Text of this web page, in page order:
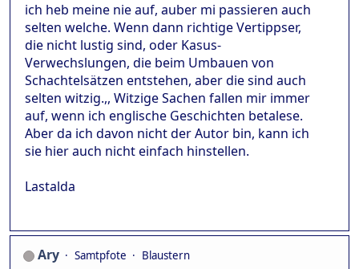
ich heb meine nie auf, auber mi passieren auch
selten welche. Wenn dann richtige Vertippser,
die nicht lustig sind, oder Kasus-
Verwechslungen, die beim Umbauen von
Schachtelsätzen entstehen, aber die sind auch
selten witzig.,, Witzige Sachen fallen mir immer
auf, wenn ich englische Geschichten betalese.
Aber da ich davon nicht der Autor bin, kann ich
sie hier auch nicht einfach hinstellen.
Lastalda
Ary Samtpfote
Blaustern